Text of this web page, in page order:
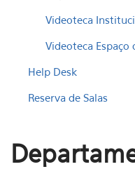
Videoteca
Videoteca Espaço
Help Desk
Reserva de Salas